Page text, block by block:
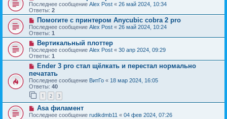
Последнее сообщение Alex Post « 26 май 2024, 10:34
Ответы: 2
Помогите с принтером Anycubic cobra 2 pro
Последнее сообщение Alex Post « 26 май 2024, 10:24
Ответы: 1
Вертикальный плоттер
Последнее сообщение Alex Post « 30 апр 2024, 09:29
Ответы: 1
Ender 3 pro стал щëлкать и перестал нормально
печатать
Последнее сообщение ВитГо « 18 мар 2024, 16:05
Ответы: 40
1 2 3
Asa филамент
Последнее сообщение rudikdmb11 « 04 фев 2024, 07:26